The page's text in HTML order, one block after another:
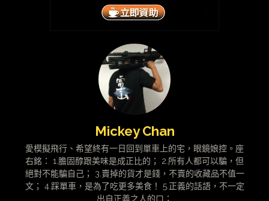
Mickey Chan
愛模擬飛行、希望終有一日回到單車上的宅，眼鏡娘控。座
右銘： 1.膽固醇跟美味是成正比的； 2.所有人都可以騙，但
絕對不能騙自己； 3.賣掉的貨才是錢，不賣的收藏品不值一
文； 4.踩單車，是為了吃更多美食！ 5.正義的話語，不一定
出自正義之人的口；